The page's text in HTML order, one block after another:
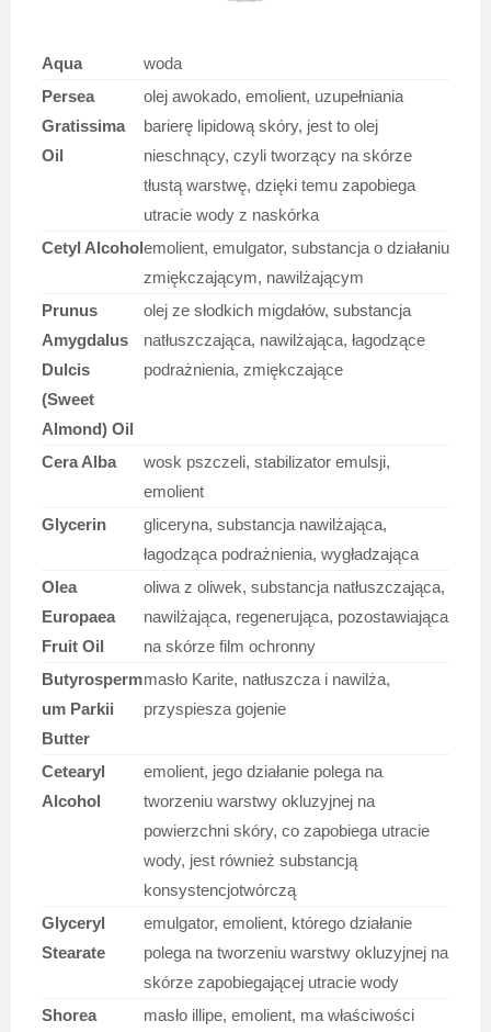
Aqua
woda
Persea
Gratissima
Oil
olej awokado, emolient, uzupełniania
barierę lipidową skóry, jest to olej
nieschnący, czyli tworzący na skórze
tłustą warstwę, dzięki temu zapobiega
utracie wody z naskórka
Cetyl Alcoholemolient, emulgator, substancja o działaniu
zmiękczającym, nawilżającym
Prunus
Amygdalus
Dulcis
(Sweet
Almond) Oil
olej ze słodkich migdałów, substancja
natłuszczająca, nawilżająca, łagodzące
podrażnienia, zmiękczające
Cera Alba
wosk pszczeli, stabilizator emulsji,
emolient
Glycerin
gliceryna, substancja nawilżająca,
łagodząca podrażnienia, wygładzająca
Olea
Europaea
Fruit Oil
oliwa z oliwek, substancja natłuszczająca,
nawilżająca, regenerująca, pozostawiająca
na skórze film ochronny
Butyrosperm
um Parkii
Butter
masło Karite, natłuszcza i nawilża,
przyspiesza gojenie
Cetearyl
Alcohol
emolient, jego działanie polega na
tworzeniu warstwy okluzyjnej na
powierzchni skóry, co zapobiega utracie
wody, jest również substancją
konsystencjotwórczą
Glyceryl
Stearate
emulgator, emolient, którego działanie
polega na tworzeniu warstwy okluzyjnej na
skórze zapobiegającej utracie wody
Shorea
masło illipe, emolient, ma właściwości